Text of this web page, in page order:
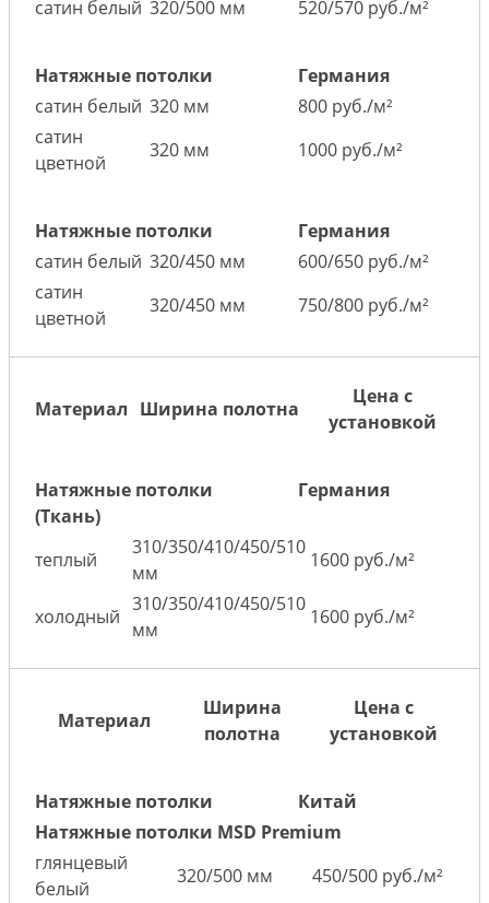
сатин белый 320/500 мм 520/570 руб./м²
Натяжные потолки
Германия
сатин белый 320 мм
800 руб./м²
сатин
цветной
320 мм 1000 руб./м²
Натяжные потолки
Германия
сатин белый 320/450 мм
600/650 руб./м²
сатин
цветной
320/450 мм 750/800 руб./м²
Материал Ширина полотна
Цена с
установкой
Натяжные потолки
Германия
(Ткань)
теплый
310/350/410/450/510
мм
1600 руб./м²
холодный
310/350/410/450/510
мм
1600 руб./м²
Материал
Ширина
полотна
Цена с
установкой
Натяжные потолки
Китай
Натяжные потолки MSD Premium
глянцевый
белый
320/500 мм
450/500 руб./м²